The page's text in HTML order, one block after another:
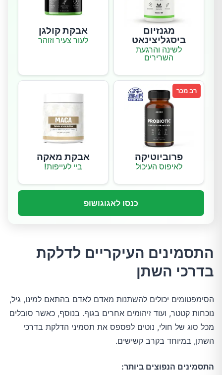
מגנזיום
ביסגליצינאט
לשינה והרגעת
השרירים
אבקת קולגן
לעור צעיר וזוהר
רב מכר
פרוביוטיקה
לאיפוס העיכול
אבקת מאקה
ביי לעייפות!
כנסו לאגוגושופ
התסמינים העיקריים לדלקת
בדרכי השתן
הסימפטומים יכולים להשתנות מאדם לאדם בהתאם למינו, גיל,
נוכחות קטטר, ועוד זיהומים אחרים בגוף. בנוסף, כאשר סובלים
מכל סוג של חולי, נוטים לפספס את תסמיני הדלקת בדרכי
השתן, במיוחד בקרב קשישים.
התסמינים הנפוצים ביותר: